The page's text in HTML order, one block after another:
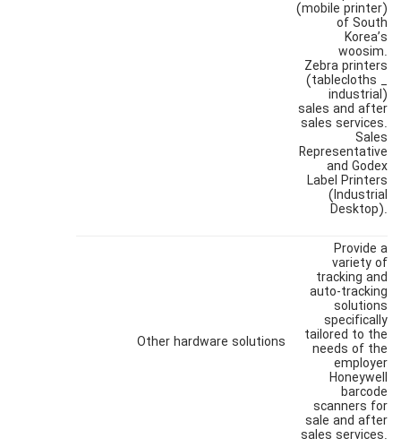
(mobile printer)
of South
Korea’s
woosim.
Zebra printers
(tablecloths _
industrial)
sales and after
sales services.
Sales
Representative
and Godex
Label Printers
(Industrial
Desktop).
Other hardware solutions
Provide a
variety of
tracking and
auto-tracking
solutions
specifically
tailored to the
needs of the
employer
Honeywell
barcode
scanners for
sale and after
sales services.